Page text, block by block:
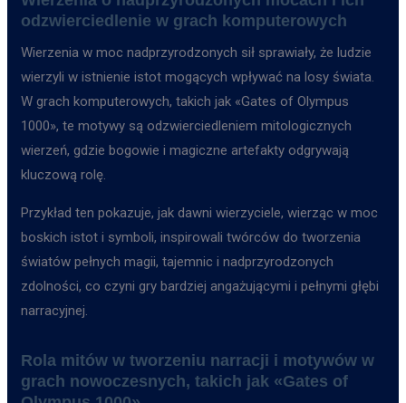
odzwierciedlenie w grach komputerowych
Wierzenia w moc nadprzyrodzonych sił sprawiały, że ludzie
wierzyli w istnienie istot mogących wpływać na losy świata.
W grach komputerowych, takich jak «Gates of Olympus
1000», te motywy są odzwierciedleniem mitologicznych
wierzeń, gdzie bogowie i magiczne artefakty odgrywają
kluczową rolę.
Przykład ten pokazuje, jak dawni wierzyciele, wierząc w moc
boskich istot i symboli, inspirowali twórców do tworzenia
światów pełnych magii, tajemnic i nadprzyrodzonych
zdolności, co czyni gry bardziej angażującymi i pełnymi głębi
narracyjnej.
Rola mitów w tworzeniu narracji i motywów w
grach nowoczesnych, takich jak «Gates of